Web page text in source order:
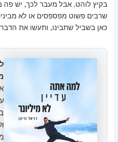
בקיץ לוהט. אבל מעבר לכך, יש
שרבים פשוט מפספסים או לא
כאן בשביל שתבינו, ותעשו את